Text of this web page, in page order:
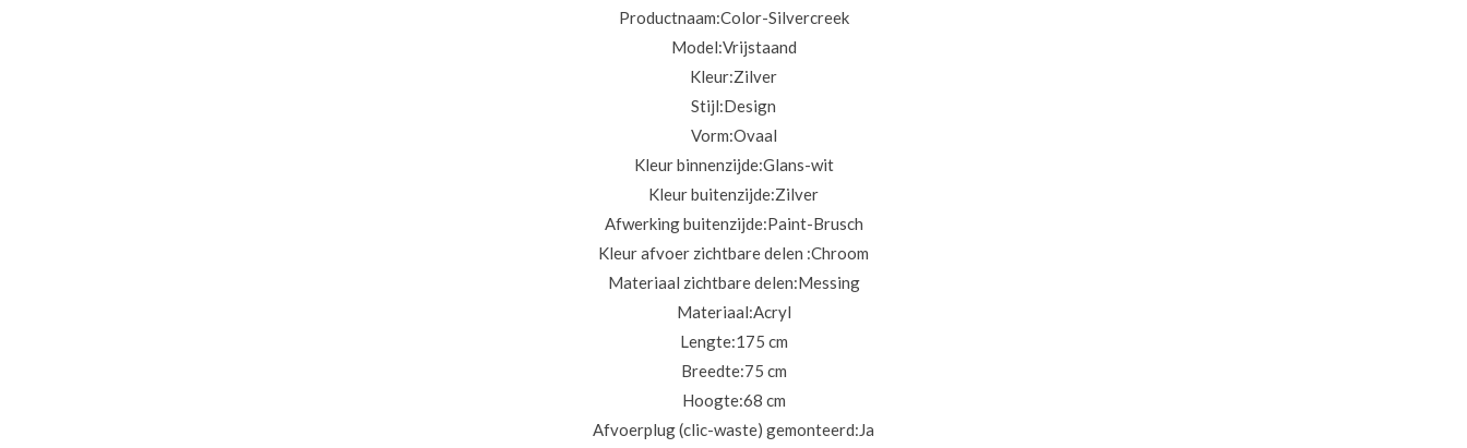
Productnaam:Color-Silvercreek
Model:Vrijstaand
Kleur:Zilver
Stijl:Design
Vorm:Ovaal
Kleur binnenzijde:Glans-wit
Kleur buitenzijde:Zilver
Afwerking buitenzijde:Paint-Brusch
Kleur afvoer zichtbare delen :Chroom
Materiaal zichtbare delen:Messing
Materiaal:Acryl
Lengte:175 cm
Breedte:75 cm
Hoogte:68 cm
Afvoerplug (clic-waste) gemonteerd:Ja